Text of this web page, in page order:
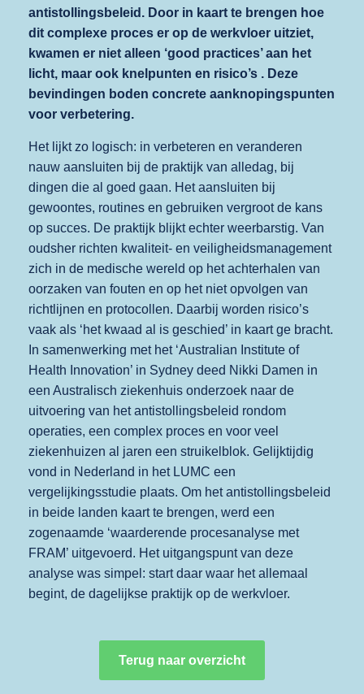
antistollingsbeleid. Door in kaart te brengen hoe
dit complexe proces er op de werkvloer uitziet,
kwamen er niet alleen ‘good practices’ aan het
licht, maar ook knelpunten en risico’s . Deze
bevindingen boden concrete aanknopingspunten
voor verbetering.
Het lijkt zo logisch: in verbeteren en veranderen
nauw aansluiten bij de praktijk van alledag, bij
dingen die al goed gaan. Het aansluiten bij
gewoontes, routines en gebruiken vergroot de kans
op succes. De praktijk blijkt echter weerbarstig. Van
oudsher richten kwaliteit- en veiligheidsmanagement
zich in de medische wereld op het achterhalen van
oorzaken van fouten en op het niet opvolgen van
richtlijnen en protocollen. Daarbij worden risico’s
vaak als ‘het kwaad al is geschied’ in kaart ge bracht.
In samenwerking met het ‘Australian Institute of
Health Innovation’ in Sydney deed Nikki Damen in
een Australisch ziekenhuis onderzoek naar de
uitvoering van het antistollingsbeleid rondom
operaties, een complex proces en voor veel
ziekenhuizen al jaren een struikelblok. Gelijktijdig
vond in Nederland in het LUMC een
vergelijkingsstudie plaats. Om het antistollingsbeleid
in beide landen kaart te brengen, werd een
zogenaamde ‘waarderende procesanalyse met
FRAM’ uitgevoerd. Het uitgangspunt van deze
analyse was simpel: start daar waar het allemaal
begint, de dagelijkse praktijk op de werkvloer.
Terug naar overzicht